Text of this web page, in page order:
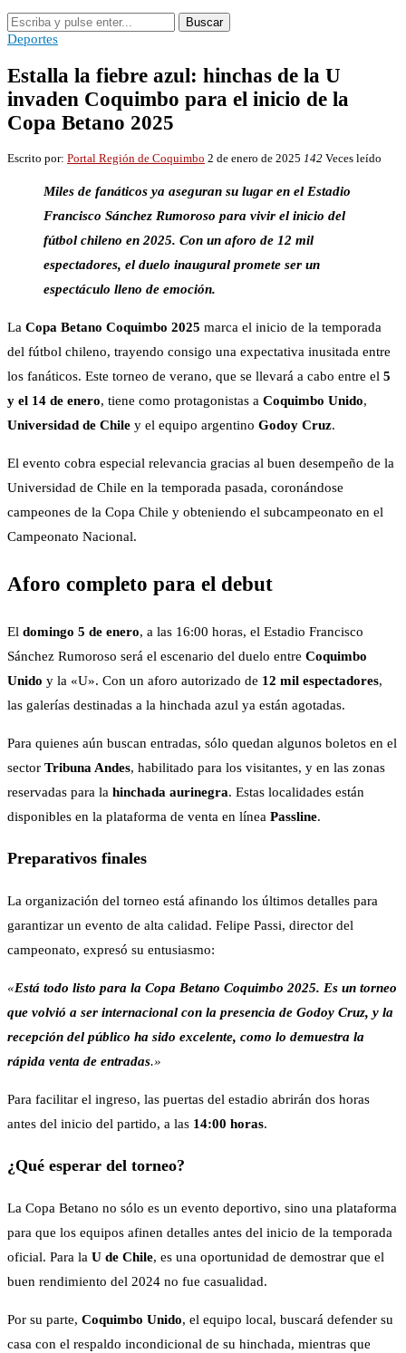
Buscar
Deportes
Estalla la fiebre azul: hinchas de la U
invaden Coquimbo para el inicio de la
Copa Betano 2025
Escrito por: Portal Región de Coquimbo 2 de enero de 2025 142 Veces leído
Miles de fanáticos ya aseguran su lugar en el Estadio
Francisco Sánchez Rumoroso para vivir el inicio del
fútbol chileno en 2025. Con un aforo de 12 mil
espectadores, el duelo inaugural promete ser un
espectáculo lleno de emoción.
La Copa Betano Coquimbo 2025 marca el inicio de la temporada
del fútbol chileno, trayendo consigo una expectativa inusitada entre
los fanáticos. Este torneo de verano, que se llevará a cabo entre el 5
y el 14 de enero, tiene como protagonistas a Coquimbo Unido,
Universidad de Chile y el equipo argentino Godoy Cruz.
El evento cobra especial relevancia gracias al buen desempeño de la
Universidad de Chile en la temporada pasada, coronándose
campeones de la Copa Chile y obteniendo el subcampeonato en el
Campeonato Nacional.
Aforo completo para el debut
El domingo 5 de enero, a las 16:00 horas, el Estadio Francisco
Sánchez Rumoroso será el escenario del duelo entre Coquimbo
Unido y la «U». Con un aforo autorizado de 12 mil espectadores,
las galerías destinadas a la hinchada azul ya están agotadas.
Para quienes aún buscan entradas, sólo quedan algunos boletos en el
sector Tribuna Andes, habilitado para los visitantes, y en las zonas
reservadas para la hinchada aurinegra. Estas localidades están
disponibles en la plataforma de venta en línea Passline.
Preparativos finales
La organización del torneo está afinando los últimos detalles para
garantizar un evento de alta calidad. Felipe Passi, director del
campeonato, expresó su entusiasmo:
«Está todo listo para la Copa Betano Coquimbo 2025. Es un torneo
que volvió a ser internacional con la presencia de Godoy Cruz, y la
recepción del público ha sido excelente, como lo demuestra la
rápida venta de entradas.»
Para facilitar el ingreso, las puertas del estadio abrirán dos horas
antes del inicio del partido, a las 14:00 horas.
¿Qué esperar del torneo?
La Copa Betano no sólo es un evento deportivo, sino una plataforma
para que los equipos afinen detalles antes del inicio de la temporada
oficial. Para la U de Chile, es una oportunidad de demostrar que el
buen rendimiento del 2024 no fue casualidad.
Por su parte, Coquimbo Unido, el equipo local, buscará defender su
casa con el respaldo incondicional de su hinchada, mientras que